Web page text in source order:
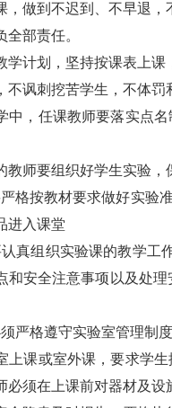
，做到不迟到、不早退
部责任。
学计划，坚持按课表上课
不讽刺挖苦学生，不体罚
中，任课教师要落实点
教师要组织好学生实验，
格按教材要求做好实验
进入课堂
真组织实验课的教学工
和安全注意事项以及处
严格遵守实验室管理制
上课或室外课，要求学
必须在上课前对器材及设